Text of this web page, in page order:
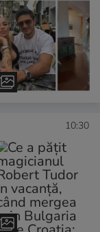
10:30